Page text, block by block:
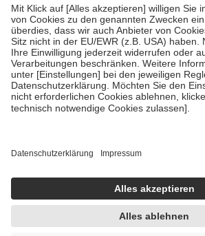
Verordnung.
Um das Engagement der Versicherten für ihre
stärken und die besondere Stellung der
fallenkeine Zuzahlungenan bei:
• Kindern und Jugendlichen bis zum
mit Ausnahme der Fahrkosten
• Untersuchungen zur Vorsorge und
GKV getragen werden
Einholung von Bewertungen. Trusted Shops
getroffen, um sicherzustellen, dass es sich
handelt. Mehr Informationen findest du hier:
https://help.etrusted.com/hc/de/articles/